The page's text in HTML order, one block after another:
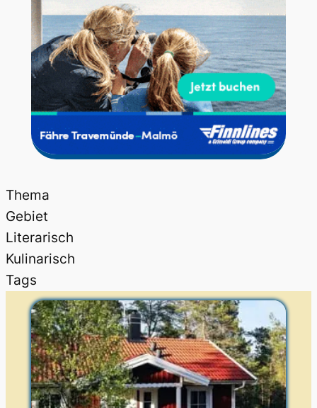
Thema
Gebiet
Literarisch
Kulinarisch
Tags